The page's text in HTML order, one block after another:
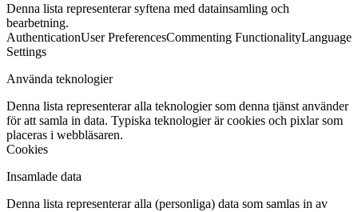
Denna lista representerar syftena med datainsamling och
bearbetning.
AuthenticationUser PreferencesCommenting FunctionalityLanguage
Settings
Använda teknologier
Denna lista representerar alla teknologier som denna tjänst använder
för att samla in data. Typiska teknologier är cookies och pixlar som
placeras i webbläsaren.
Cookies
Insamlade data
Denna lista representerar alla (personliga) data som samlas in av